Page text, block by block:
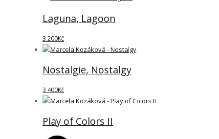
Laguna, Lagoon
3 200Kč
Nostalgie, Nostalgy
3 400Kč
Play of Colors II